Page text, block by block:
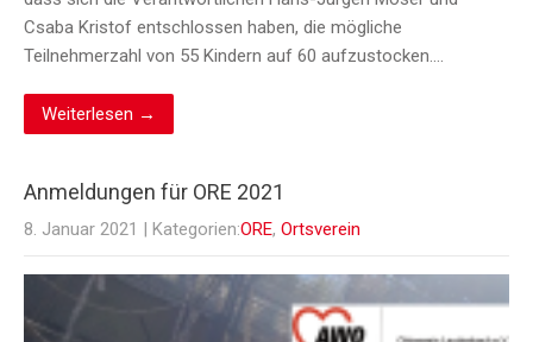
Csaba Kristof entschlossen haben, die mögliche
Teilnehmerzahl von 55 Kindern auf 60 aufzustocken….
Weiterlesen →
Anmeldungen für ORE 2021
8. Januar 2021 | Kategorien:ORE, Ortsverein